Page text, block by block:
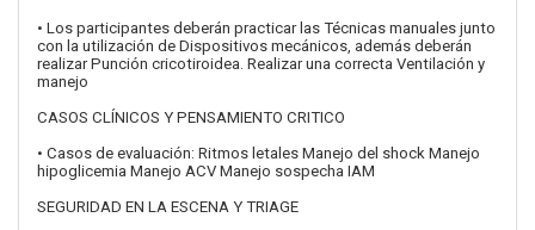
• Los participantes deberán practicar las Técnicas manuales junto
con la utilización de Dispositivos mecánicos, además deberán
realizar Punción cricotiroidea. Realizar una correcta Ventilación y
manejo
CASOS CLÍNICOS Y PENSAMIENTO CRITICO
• Casos de evaluación: Ritmos letales Manejo del shock Manejo
hipoglicemia Manejo ACV Manejo sospecha IAM
SEGURIDAD EN LA ESCENA Y TRIAGE